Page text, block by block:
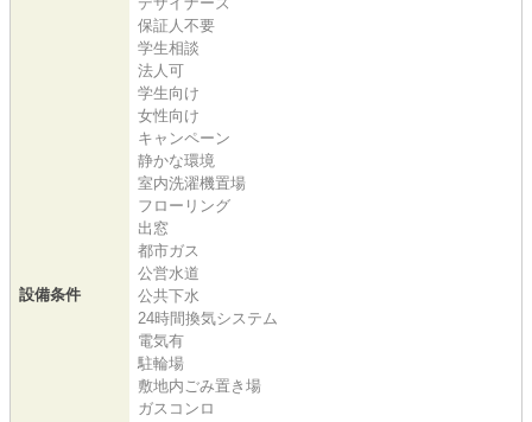
設備条件
保証人不要
学生相談
法人可
学生向け
女性向け
キャンペーン
静かな環境
室内洗濯機置場
フローリング
出窓
都市ガス
公営水道
公共下水
24時間換気システム
電気有
駐輪場
敷地内ごみ置き場
ガスコンロ